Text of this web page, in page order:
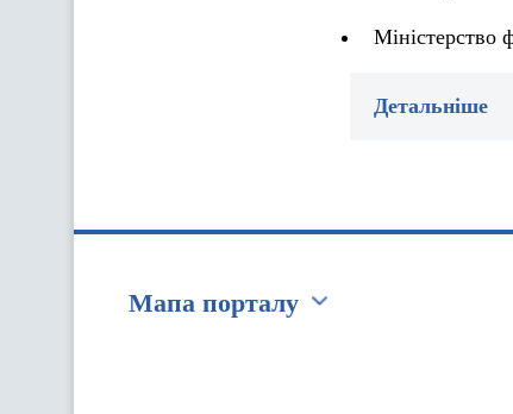
Міністерство
Детальніше
Мапа порталу